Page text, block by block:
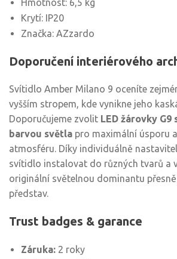
Hmotnost: 6,5 kg
Krytí: IP20
Značka: AZzardo
Doporučení interiérového
Svítidlo Amber Milano 9 oceníte
vyšším stropem, kde vynikne jeho
Doporučujeme zvolit LED žárovky
barvou světla pro maximální úsporu
atmosféru. Díky individuálně
svítidlo instalovat do různých tvarů a
originální světelnou dominantu
představ.
Trust badges & garance
Záruka: 2 roky